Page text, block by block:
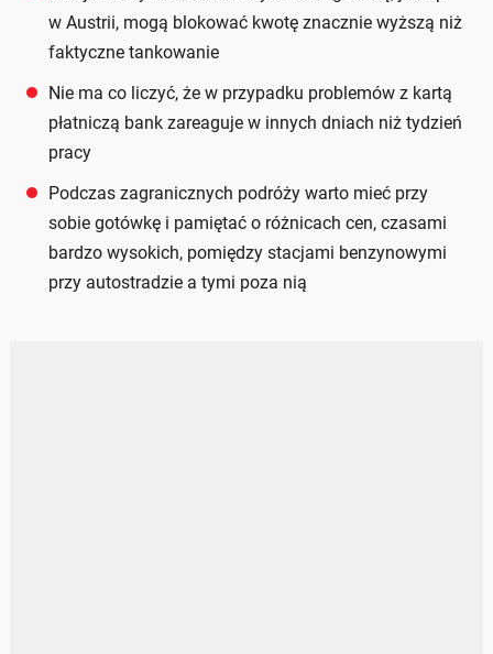
w Austrii, mogą blokować kwotę znacznie wyższą niż
faktyczne tankowanie
Nie ma co liczyć, że w przypadku problemów z kartą
płatniczą bank zareaguje w innych dniach niż tydzień
pracy
Podczas zagranicznych podróży warto mieć przy
sobie gotówkę i pamiętać o różnicach cen, czasami
bardzo wysokich, pomiędzy stacjami benzynowymi
przy autostradzie a tymi poza nią